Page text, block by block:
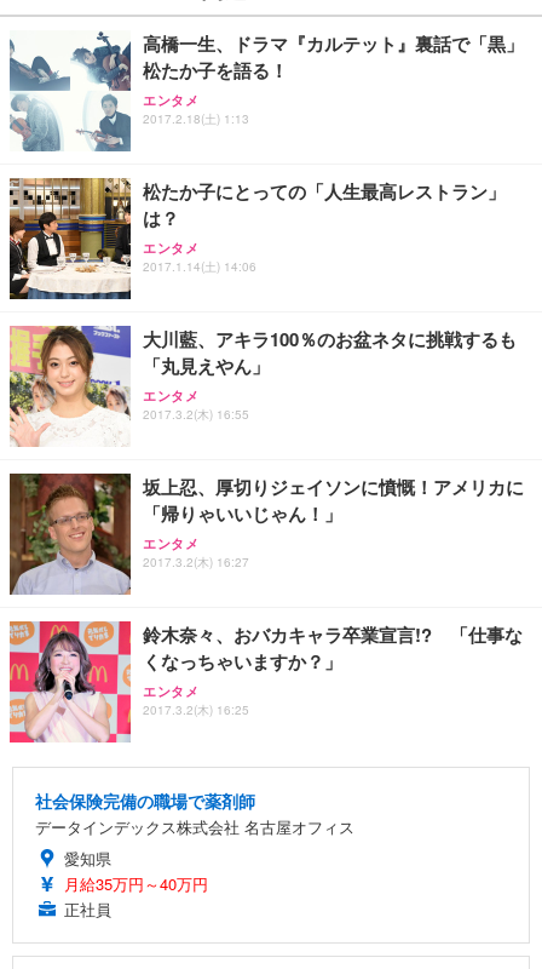
￥27,999
Sezlife オフィスチェア デスクチェア 疲れない テレ
ワーク チェア 強化バックレスト 30度ロッキング機
能 人間工学 椅子 腰サポート 90度跳ね上げ式アーム
ョン PCチェア 通気性メッシュ ゲーミング/勉強/事
務用 おしゃれ パソコンチェア (ブラック)
Sezlife オフィスチェア デスクチェア 疲れない テレ
ワーク チェア 強化バックレスト 30度ロッキング機
能 人間工学 椅子 腰サポート 90度跳ね上げ式アーム
務用 おしゃれ パソコンチェア (ホワイト)
ANDWINT オフィスチェア デスクチェア 肘なし メ
ッシュ 通気性 ランバーサポート付き 腰サポート ガ
ス圧無段階昇降 360度回転 キャスター付き コンパク
￥109,572
【純正品】27"ゲーミングモニター DualSense 充電
フック付き（CFI-ZDM1J）
【整備済み品】Dell E2724HS 27インチ 液晶モニタ
ー フルHD（1920×1080）VA 非光沢 HDMI/DisplayP
ort/VGA スピーカー内蔵 高さ調整 スイベル VESA対
【MiniLED/24.5inch/280Hz/FHD】GRAPHT THE S
HOOTER Gaming Monitor 24” Essential ゲーミン
グモニター QD 24.5インチ 1ms FHD 量子ドット 残
￥3,234
ネオ・ルーライフ ネオ・オムツ L 中型犬用 26枚入
り 単品
Smart Basic(スマートベーシック) 【Amazon.co.jp
限定】 Smart Basic アイリスオーヤマ ペットシーツ
超厚型 お徳用 ワイド 100枚入 (x 1) (ケース販売)
アイリスオーヤマ ペットシーツ 超厚型 お徳用 レギ
ュラー 200枚入【Amazon.co.jp限定】
高橋一生、ドラマ『カルテット』裏話で「黒」
松たか子を語る！
エンタメ
2017.2.18(土) 1:13
松たか子にとっての「人生最高レストラン」
は？
エンタメ
2017.1.14(土) 14:06
大川藍、アキラ100％のお盆ネタに挑戦するも
「丸見えやん」
エンタメ
2017.3.2(木) 16:55
坂上忍、厚切りジェイソンに憤慨！アメリカに
「帰りゃいいじゃん！」
エンタメ
2017.3.2(木) 16:27
鈴木奈々、おバカキャラ卒業宣言!? 「仕事な
くなっちゃいますか？」
エンタメ
2017.3.2(木) 16:25
社会保険完備の職場で薬剤師
データインデックス株式会社 名古屋オフィス
愛知県
月給35万円～40万円
正社員